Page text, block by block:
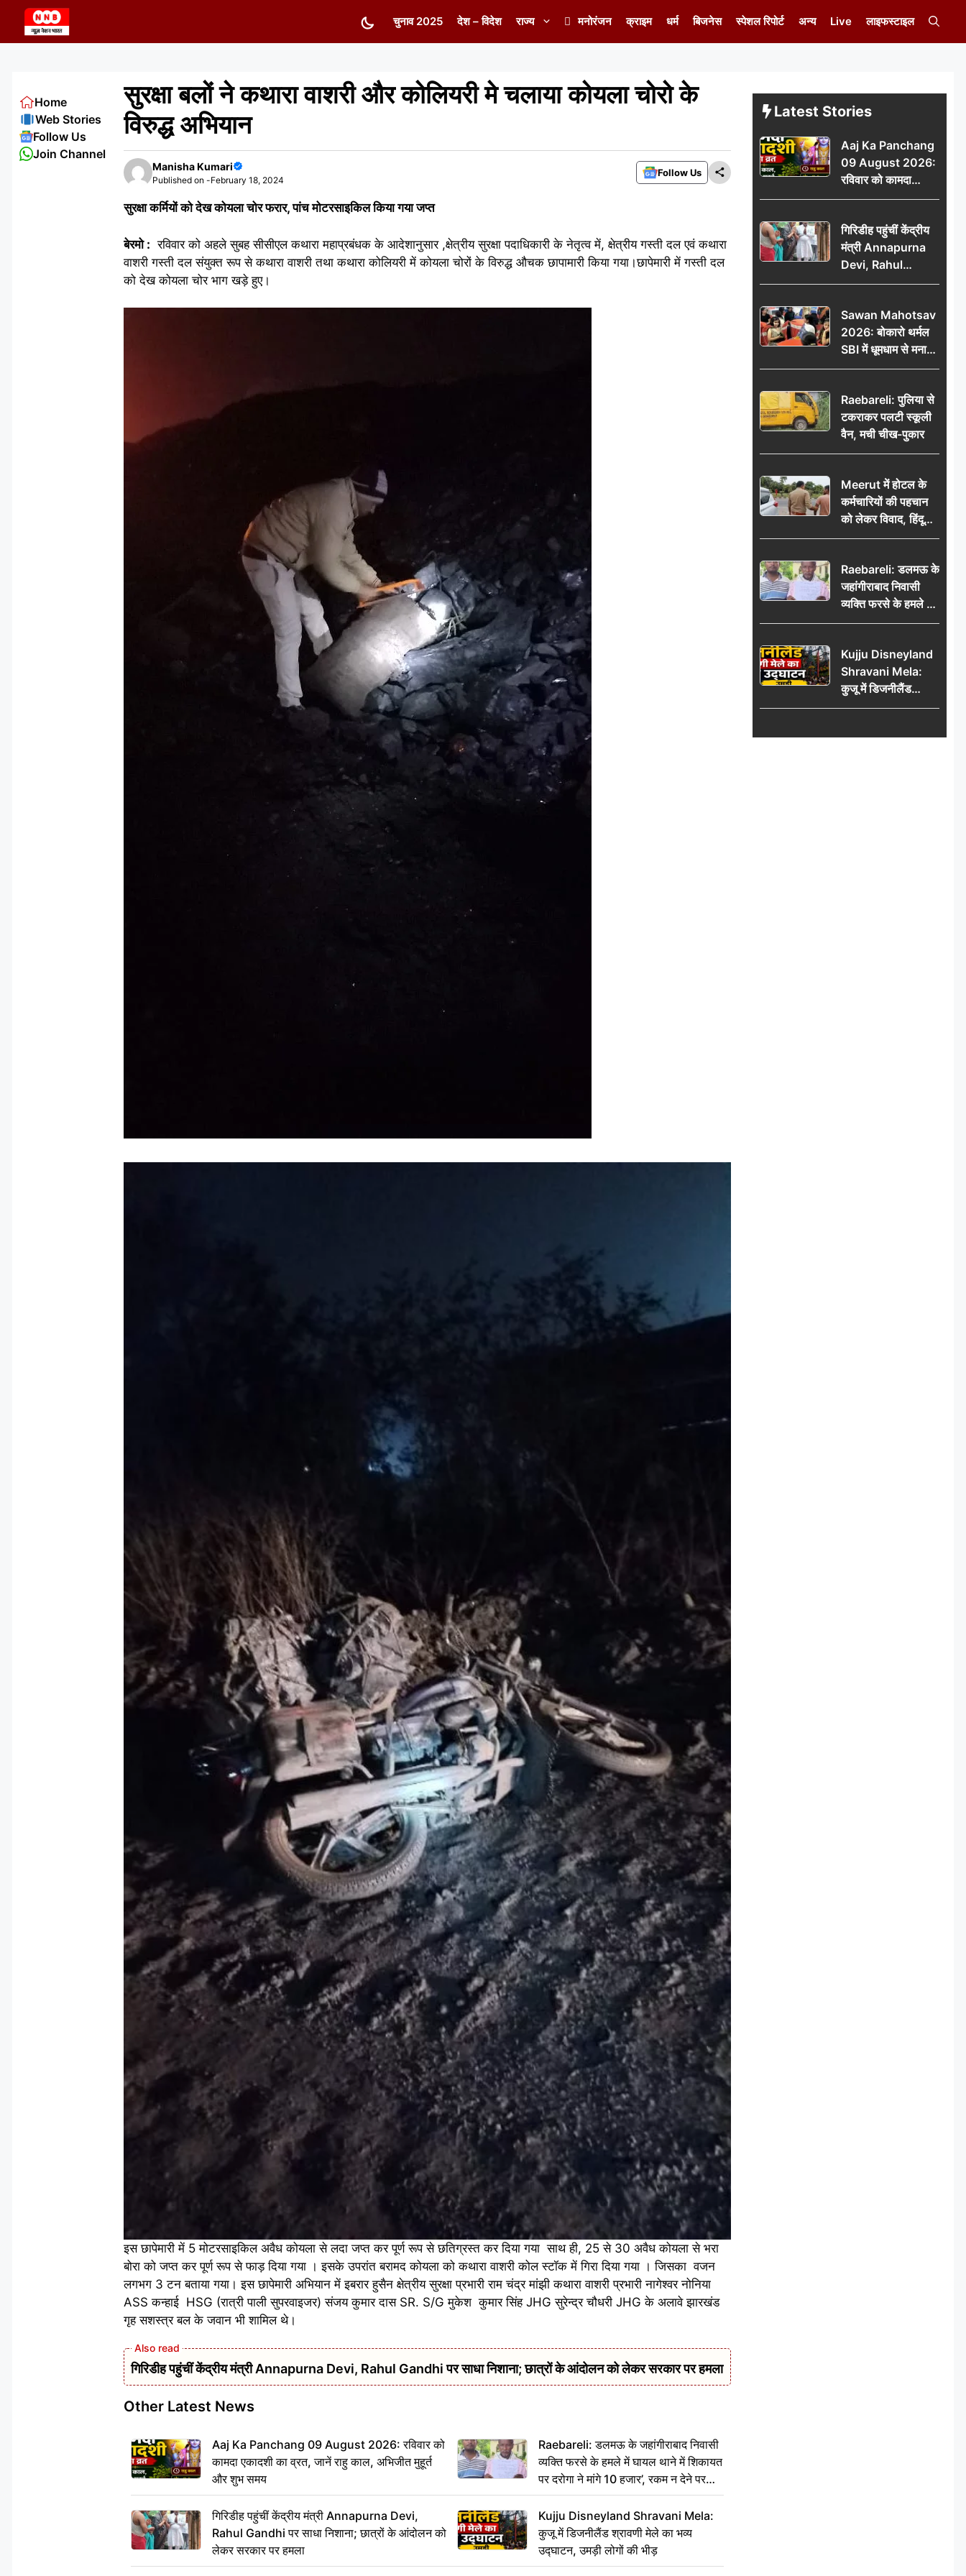
content
चुनाव 2025 देश – विदेश राज्य मनोरंजन क्राइम धर्म बिजनेस स्पेशल रिपोर्ट अन्य Live लाइफस्टाइल
सुरक्षा बलों ने कथारा वाशरी और कोलियरी मे चलाया कोयला चोरो के
विरुद्ध अभियान
Manisha Kumari
Published on -February 18, 2024
Follow Us
सुरक्षा कर्मियों को देख कोयला चोर फरार, पांच मोटरसाइकिल किया गया जप्त
बेरमो : रविवार को अहले सुबह सीसीएल कथारा महाप्रबंधक के आदेशानुसार ,क्षेत्रीय सुरक्षा पदाधिकारी के नेतृत्व में, क्षेत्रीय गस्ती दल एवं कथारा
वाशरी गस्ती दल संयुक्त रूप से कथारा वाशरी तथा कथारा कोलियरी में कोयला चोरों के विरुद्ध औचक छापामारी किया गया।छापेमारी में गस्ती दल
को देख कोयला चोर भाग खड़े हुए।
इस छापेमारी में 5 मोटरसाइकिल अवैध कोयला से लदा जप्त कर पूर्ण रूप से छतिग्रस्त कर दिया गया साथ ही, 25 से 30 अवैध कोयला से भरा
बोरा को जप्त कर पूर्ण रूप से फाड़ दिया गया । इसके उपरांत बरामद कोयला को कथारा वाशरी कोल स्टॉक में गिरा दिया गया । जिसका वजन
लगभग 3 टन बताया गया। इस छापेमारी अभियान में इबरार हुसैन क्षेत्रीय सुरक्षा प्रभारी राम चंद्र मांझी कथारा वाशरी प्रभारी नागेश्वर नोनिया
ASS कन्हाई HSG (रात्री पाली सुपरवाइजर) संजय कुमार दास SR. S/G मुकेश कुमार सिंह JHG सुरेन्द्र चौधरी JHG के अलावे झारखंड
गृह सशस्त्र बल के जवान भी शामिल थे।
गिरिडीह पहुंचीं केंद्रीय मंत्री Annapurna Devi, Rahul Gandhi पर साधा निशाना; छात्रों के आंदोलन को लेकर सरकार पर हमला
Other Latest News
Aaj Ka Panchang 09 August 2026: रविवार को
कामदा एकादशी का व्रत, जानें राहु काल, अभिजीत मुहूर्त
और शुभ समय
गिरिडीह पहुंचीं केंद्रीय मंत्री Annapurna Devi,
Rahul Gandhi पर साधा निशाना; छात्रों के आंदोलन को
लेकर सरकार पर हमला
Raebareli: डलमऊ के जहांगीराबाद निवासी
व्यक्ति फरसे के हमले में घायल थाने में शिकायत
पर दरोगा ने मांगे 10 हजार’, रकम न देने पर
कार्रवाई ठंडी!
Kujju Disneyland Shravani Mela:
कुजू में डिजनीलैंड श्रावणी मेले का भव्य
उद्घाटन, उमड़ी लोगों की भीड़
Home
Web Stories
Follow Us
Join Channel
Latest Stories
Aaj Ka Panchang
09 August 2026:
रविवार को कामदा
एकादशी का व्रत, जानें
और शुभ समय
गिरिडीह पहुंचीं केंद्रीय
मंत्री Annapurna
Devi, Rahul
Gandhi पर साधा
आंदोलन को लेकर
सरकार पर हमला
Sawan Mahotsav
2026: बोकारो थर्मल
SBI में धूमधाम से मना
सावन महोत्सव
Raebareli: पुलिया से
टकराकर पलटी स्कूली
वैन, मची चीख-पुकार
Meerut में होटल के
कर्मचारियों की पहचान
को लेकर विवाद, हिंदू
सुरक्षा संगठन ने उठाए
की मांग
Raebareli: डलमऊ के
जहांगीराबाद निवासी
व्यक्ति फरसे के हमले में
घायल थाने में शिकायत
हजार’, रकम न देने पर
कार्रवाई ठंडी!
Kujju Disneyland
Shravani Mela:
कुजू में डिजनीलैंड
श्रावणी मेले का भव्य
की भीड़